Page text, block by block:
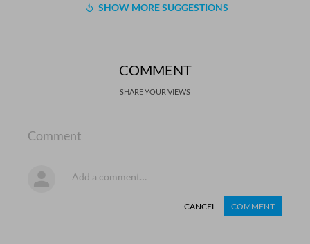
SHOW MORE SUGGESTIONS
COMMENT
SHARE YOUR VIEWS
Comment
CANCEL COMMENT